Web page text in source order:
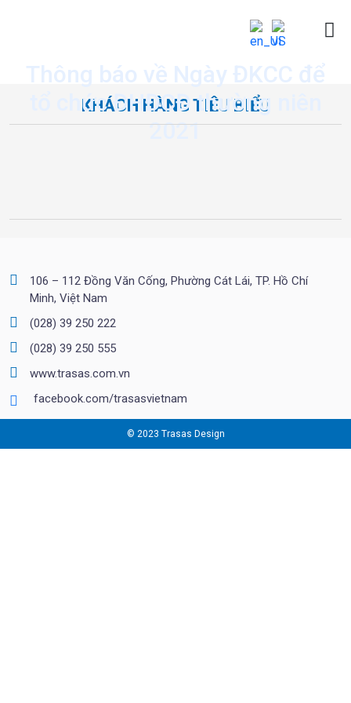
Thông báo về Ngày ĐKCC để
tổ chức ĐHĐCĐ thường niên
2021
KHÁCH HÀNG TIÊU BIỂU
106 – 112 Đồng Văn Cống, Phường Cát Lái, TP. Hồ Chí
Minh, Việt Nam
(028) 39 250 222
(028) 39 250 555
www.trasas.com.vn
facebook.com/trasasvietnam
© 2023 Trasas Design